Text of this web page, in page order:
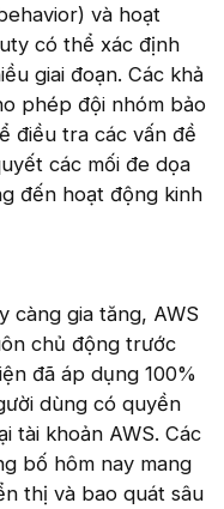
và hoạt
có thể xác định
giai đoạn. Các khả
phép đội nhóm bảo
điều tra các vấn đề
các mối đe dọa
đến hoạt động kinh
càng gia tăng, AWS
chủ động trước
đã áp dụng 100%
dùng có quyền
tài khoản AWS. Các
bố hôm nay mang
thị và bao quát sâu